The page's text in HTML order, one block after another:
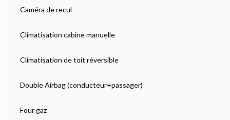
Caméra de recul
Climatisation cabine manuelle
Climatisation de toit réversible
Double Airbag (conducteur+passager)
Four gaz